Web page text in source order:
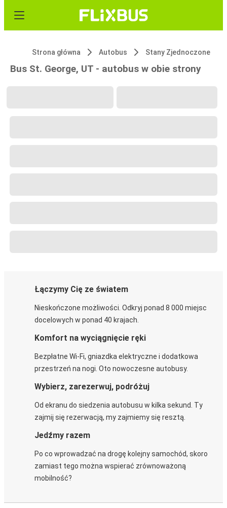
Strona główna Autobus Stany Zjednoczone
Bus St. George, UT - autobus w obie strony
Łączymy Cię ze światem
Nieskończone możliwości. Odkryj ponad 8 000 miejsc
docelowych w ponad 40 krajach.
Komfort na wyciągnięcie ręki
Bezpłatne Wi-Fi, gniazdka elektryczne i dodatkowa
przestrzeń na nogi. Oto nowoczesne autobusy.
Wybierz, zarezerwuj, podróżuj
Od ekranu do siedzenia autobusu w kilka sekund. Ty
zajmij się rezerwacją, my zajmiemy się resztą.
Jedźmy razem
Po co wprowadzać na drogę kolejny samochód, skoro
zamiast tego można wspierać zrównoważoną
mobilność?